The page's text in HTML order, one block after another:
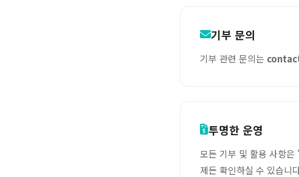
기부 문의
기부 관련 문의는
투명한 운영
모든 기부 및 활용 사항
제든 확인하실 수 있습니